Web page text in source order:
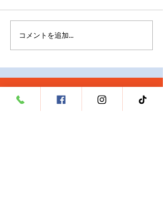
猫と犬のためのマルチビ
タミンを選ぶ
コメントを追加…
クイックリンク